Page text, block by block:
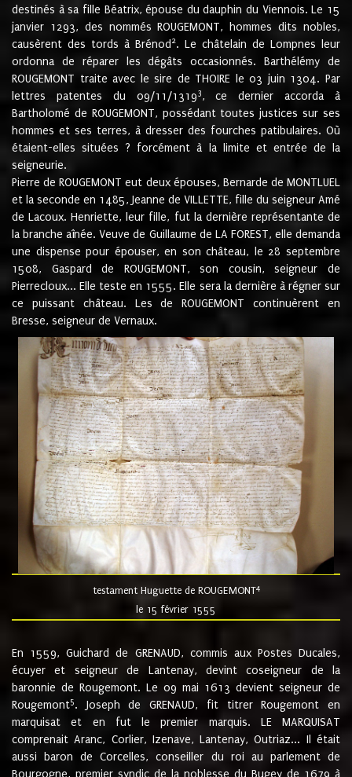
destinés à sa fille Béatrix, épouse du dauphin du Viennois. Le 15
janvier 1293, des nommés ROUGEMONT, hommes dits nobles,
causèrent des tords à Brénod 2. Le châtelain de Lompnes leur
ordonna de réparer les dégâts occasionnés. Barthélémy de
ROUGEMONT traite avec le sire de THOIRE le 03 juin 1304. Par
lettres patentes du 09/11/13193, ce dernier accorda à
Bartholomé de ROUGEMONT, possédant toutes justices sur ses
hommes et ses terres, à dresser des fourches patibulaires. Où
étaient-elles situées ? forcément à la limite et entrée de la
seigneurie.
Pierre de ROUGEMONT eut deux épouses, Bernarde de MONTLUEL
et la seconde en 1485, Jeanne de VILLETTE, fille du seigneur Amé
de Lacoux. Henriette, leur fille, fut la dernière représentante de
la branche aînée. Veuve de Guillaume de LA FOREST, elle demanda
une dispense pour épouser, en son château, le 28 septembre
1508, Gaspard de ROUGEMONT, son cousin, seigneur de
Pierrecloux... Elle teste en 1555. Elle sera la dernière à régner sur
ce puissant château. Les de ROUGEMONT continuèrent en
Bresse, seigneur de Vernaux.
testament Huguette de ROUGEMONT4
le 15 février 1555
En 1559, Guichard de GRENAUD, commis aux Postes Ducales,
écuyer et seigneur de Lantenay, devint coseigneur de la
baronnie de Rougemont. Le 09 mai 1613 devient seigneur de
Rougemont5. Joseph de GRENAUD, fit titrer Rougemont en
marquisat et en fut le premier marquis. LE MARQUISAT
comprenait Aranc, Corlier, Izenave, Lantenay, Outriaz... Il était
aussi baron de Corcelles, conseiller du roi au parlement de
Bourgogne, premier syndic de la noblesse du Bugey de 1679 à